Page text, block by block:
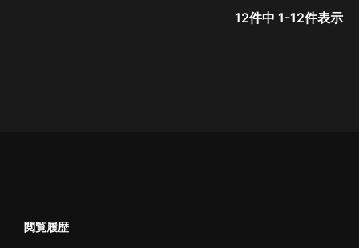
12件中 1-12件表示
閲覧履歴